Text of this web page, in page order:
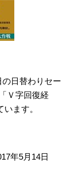
日替わりセー
Ｖ字回復経
ます。
年5月14日